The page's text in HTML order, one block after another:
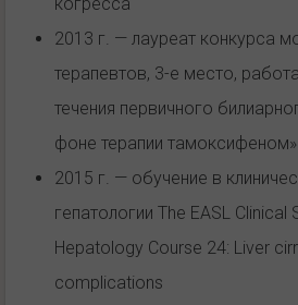
2013 г. — лауреат конкурса
терапевтов, 3-е место,
течения первичного
фоне терапии тамоксифеном»
2015 г. — обучение в
гепатологии The EASL
Hepatology Course 24: Liver
complications